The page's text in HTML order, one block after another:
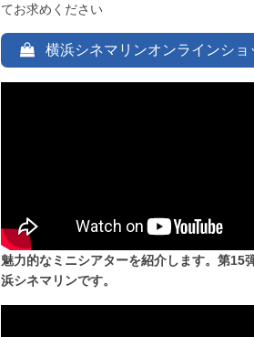
てお求めください
横浜シネマリンオンラインショ
魅力的なミニシアターを紹介します。第15
浜シネマリンです。